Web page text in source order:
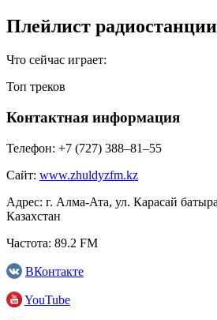
Плейлист радиостанции
Что сейчас играет:
Топ треков
Контактная информация
Телефон: +7 (727) 388‒81‒55
Сайт: www.zhuldyzfm.kz
Адрес: г. Алма-Ата, ул. Карасай
Казахстан
Частота: 89.2 FM
ВКонтакте
YouTube